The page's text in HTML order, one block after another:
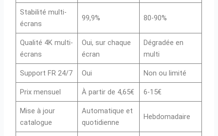
Stabilité multi-
écrans
99,9% 80-90%
Qualité 4K multi-
écrans
Oui, sur chaque
écran
Dégradée en
multi
Support FR 24/7 Oui Non ou limité
Prix mensuel À partir de 4,65€ 6-15€
Mise à jour
catalogue
Automatique et
quotidienne
Hebdomadaire